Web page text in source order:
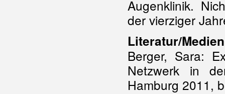
Augenklinik.
der vierziger
Literatur/Medien
Berger, Sara:
Netzwerk in
Hamburg 2011,